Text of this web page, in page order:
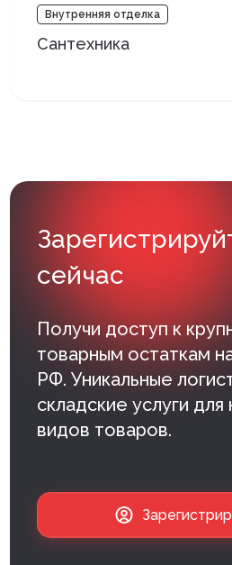
Внутренняя отделка
Сантехника
сейчас
Получи доступ к
товарным остаткам
РФ. Уникальные
складские услуги
видов товаров.